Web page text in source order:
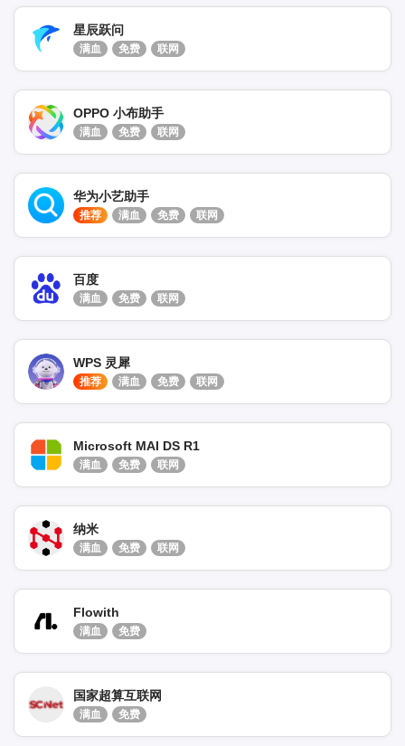
星辰跃问
满血 免费 联网
OPPO 小布助手
满血 免费 联网
华为小艺助手
推荐 满血 免费 联网
百度
满血 免费 联网
WPS 灵犀
推荐 满血 免费 联网
Microsoft MAI DS R1
满血 免费 联网
纳米
满血 免费 联网
Flowith
满血 免费
国家超算互联网
满血 免费